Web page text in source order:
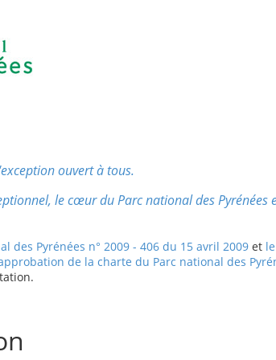
ouvert à tous.
le cœur du Parc national des Pyrénées
des Pyrénées n° 2009 - 406 du 15 avril 2009 et
de la charte du Parc national des